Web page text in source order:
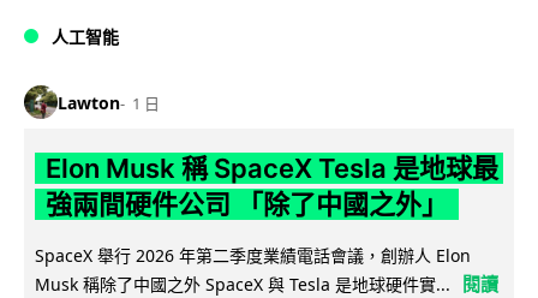
人工智能
Lawton 1 日
Elon Musk 稱 SpaceX Tesla 是地球最
強兩間硬件公司 「除了中國之外」
SpaceX 舉行 2026 年第二季度業績電話會議，創辦人 Elon
Musk 稱除了中國之外 SpaceX 與 Tesla 是地球硬件實...
閱讀